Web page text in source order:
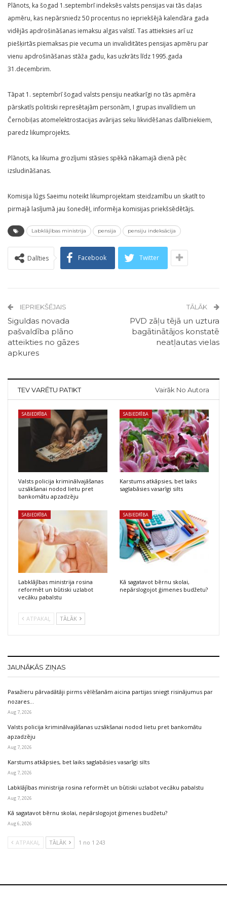
Plānots, ka šogad 1.septembrī indeksēs valsts pensijas vai tās daļas
apmēru, kas nepārsniedz 50 procentus no iepriekšējā kalendāra gada
vidējās apdrošināšanas iemaksu algas valstī. Tas attieksies arī uz
piešķirtās piemaksas pie vecuma un invaliditātes pensijas apmēru par
vienu apdrošināšanas stāža gadu, kas uzkrāts līdz 1995.gada
31.decembrim.
Tāpat 1. septembrī šogad valsts pensiju neatkarīgi no tās apmēra
pārskatīs politiski represētajām personām, I grupas invalīdiem un
Černobiļas atomelektrostacijas avārijas seku likvidēšanas dalībniekiem,
paredz likumprojekts.
Plānots, ka likuma grozījumi stāsies spēkā nākamajā dienā pēc
izsludināšanas.
Komisija lūgs Saeimu noteikt likumprojektam steidzamību un skatīt to
pirmajā lasījumā jau šonedēļ, informēja komisijas priekšsēdētājs.
Labklājības ministrija pensija pensiju indeksācija
Dalīties Facebook Twitter
IEPRIEKŠĒJAIS
Siguldas novada
pašvaldība plāno
atteikties no gāzes
apkures
TĀLĀK
PVD zāļu tējā un uztura
bagātinātājos konstatē
neatļautas vielas
TEV VARĒTU PATIKT Vairāk No Autora
SABIEDRĪBA
Valsts policija kriminālvajāšanas
uzsākšanai nodod lietu pret
bankomātu apzadzēju
SABIEDRĪBA
Karstums atkāpsies, bet laiks
saglabāsies vasarīgi silts
SABIEDRĪBA
Labklājības ministrija rosina
reformēt un būtiski uzlabot
vecāku pabalstu
SABIEDRĪBA
Kā sagatavot bērnu skolai,
nepārslogojot ģimenes budžetu?
ATPAKAĻ TĀLĀK
JAUNĀKĀS ZIŅAS
Pasažieru pārvadātāji pirms vēlēšanām aicina partijas sniegt risinājumus par
nozares…
Aug 7, 2026
Valsts policija kriminālvajāšanas uzsākšanai nodod lietu pret bankomātu
apzadzēju
Aug 7, 2026
Karstums atkāpsies, bet laiks saglabāsies vasarīgi silts
Aug 7, 2026
Labklājības ministrija rosina reformēt un būtiski uzlabot vecāku pabalstu
Aug 7, 2026
Kā sagatavot bērnu skolai, nepārslogojot ģimenes budžetu?
Aug 6, 2026
ATPAKAĻ TĀLĀK 1 no 1 243